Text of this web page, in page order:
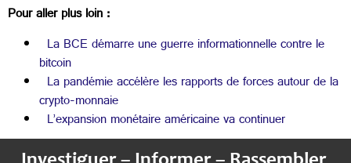
Pour aller plus loin :
La BCE démarre une guerre informationnelle contre le
bitcoin
La pandémie accélère les rapports de forces autour de la
crypto-monnaie
L’expansion monétaire américaine va continuer